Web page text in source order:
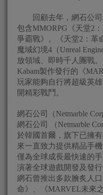
回顧去年，網石公司
包含MMORPG《天堂2
爭霸戰》。《天堂2：革
魔域幻境4（Unreal
放領域、即時千人團戰
Kabam製作發行的《
玩家能夠自行將超級英
開精彩戰鬥。
網石公司（Netmarble
網石公司 （Netmarble
於韓國首爾，旗下已擁
來一直致力提供精品手
僅為全球成長最快速的
演著全球遊戲開發及發
網石曾推出多款膾炙人
命》、《MARVEL未來